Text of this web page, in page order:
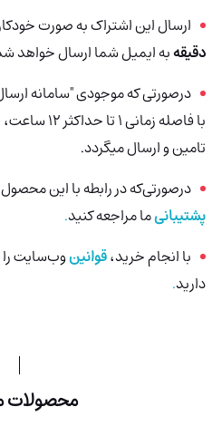
ارسال این اشتراک به صورت
دقیقهبه ایمیل شما ارسال خواهد
درصورتی که موجودی "سامانه
با فاصله
تامین و ارسال میگردد.
درصورتی‌که در رابطه با این
پشتیبانیما مراجعه کنید.
با انجام خرید،قوانینوب‌سایت را
دارید.
محصولات